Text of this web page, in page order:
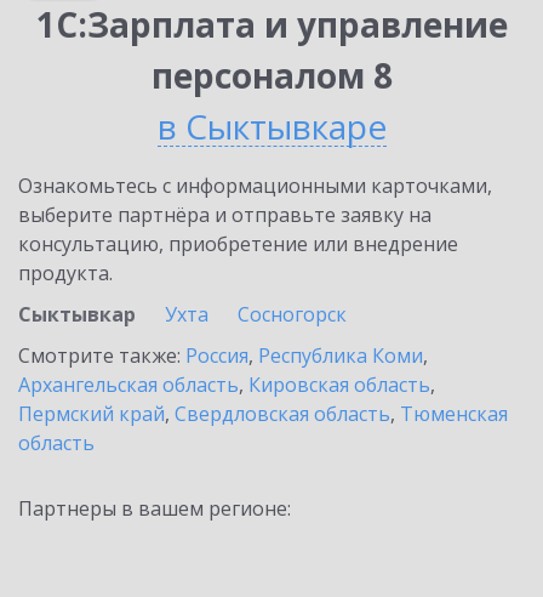
1С:Зарплата и управление
персоналом 8
в Сыктывкаре
Ознакомьтесь с информационными карточками,
выберите партнёра и отправьте заявку на
консультацию, приобретение или внедрение
продукта.
Сыктывкар
Ухта
Сосногорск
Смотрите также: Россия, Республика Коми,
Архангельская область, Кировская область,
Пермский край, Свердловская область, Тюменская
область
Партнеры в вашем регионе: